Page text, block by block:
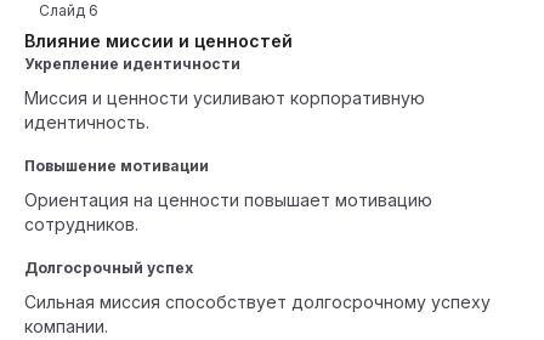
Влияние миссии и ценностей
Слайд 6
Укрепление идентичности
Миссия и ценности усиливают корпоративную
идентичность.
Повышение мотивации
Ориентация на ценности повышает мотивацию
сотрудников.
Долгосрочный успех
Сильная миссия способствует долгосрочному успеху
компании.